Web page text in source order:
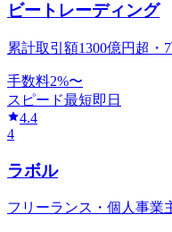
ビートレーディング
累計取引額1300億円超・
手数料2%〜
スピード最短即日
4.4
4
ラボル
フリーランス・個人事業